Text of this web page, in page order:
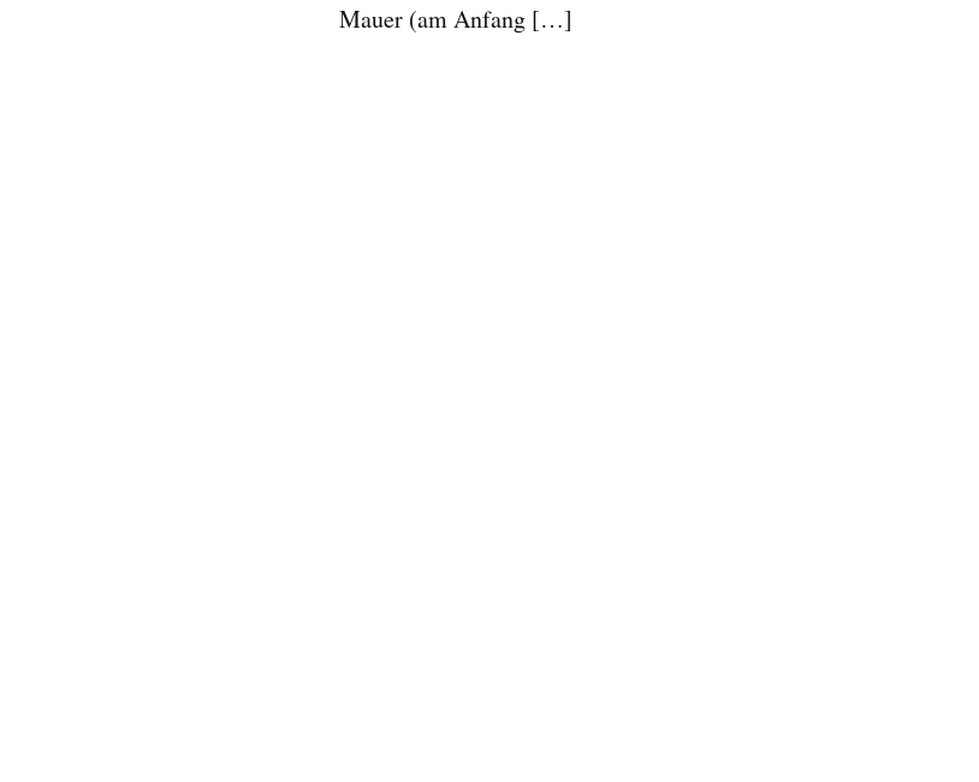
Mauer (am Anfang […]